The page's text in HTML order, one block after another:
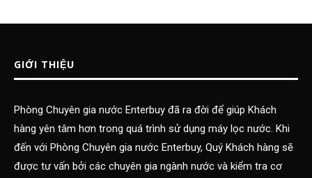
GIỚI THIỆU
Phòng Chuyên gia nước Enterbuy đã ra đời để giúp Khách
hàng yên tâm hơn trong quá trình sử dụng máy lọc nước. Khi
đến với Phòng Chuyên gia nước Enterbuy, Quý Khách hàng sẽ
được tư vấn bởi các chuyên gia ngành nước và kiểm tra cơ